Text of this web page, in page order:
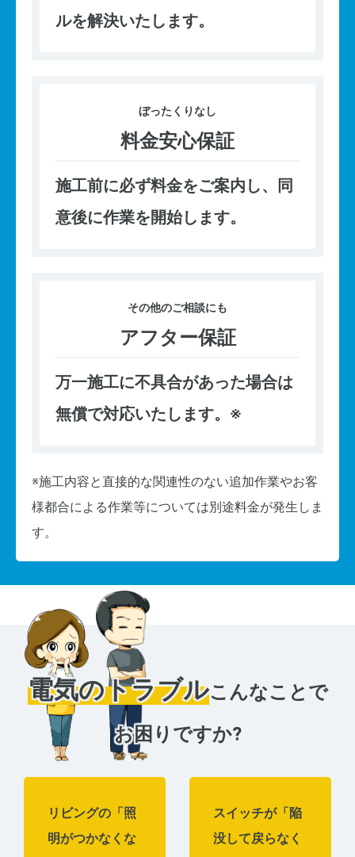
ルを解決いたします。
ぼったくりなし
料金安心保証
施工前に必ず料金をご案内し、同
意後に作業を開始します。
その他のご相談にも
アフター保証
万一施工に不具合があった場合は
無償で対応いたします。※
※施工内容と直接的な関連性のない追加作業やお客
様都合による作業等については別途料金が発生しま
す。
電気のトラブルこんなことで
お困りですか?
リビングの「照
明がつかなくな
スイッチが「陥
没して戻らなく